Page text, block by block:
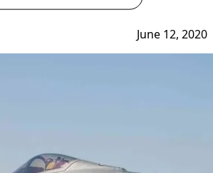
June 12, 2020